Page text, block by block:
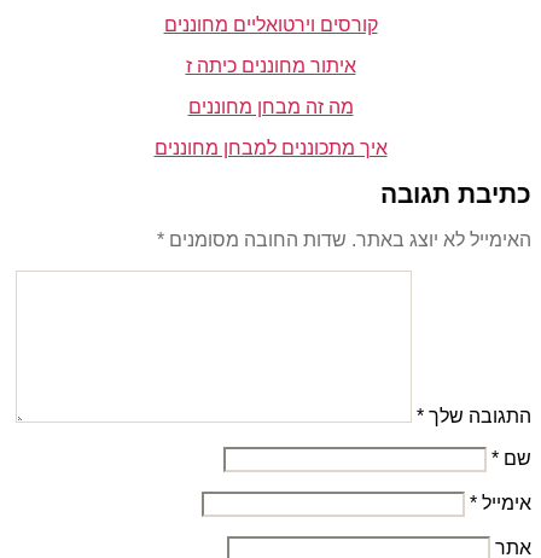
קורסים וירטואליים מחוננים
איתור מחוננים כיתה ז
מה זה מבחן מחוננים
איך מתכוננים למבחן מחוננים
כתיבת תגובה
האימייל לא יוצג באתר. שדות החובה מסומנים *
התגובה שלך *
שם *
אימייל *
אתר